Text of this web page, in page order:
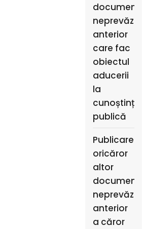
documente
neprevăzute
anterior
care fac
obiectul
aducerii
la
cunoștință
publică
Publicarea
oricăror
altor
documente
neprevăzute
anterior
a căror